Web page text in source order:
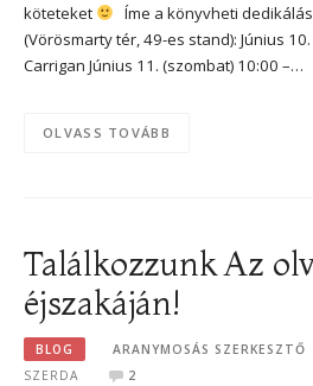
köteteket
Íme a könyvheti
(Vörösmarty tér, 49-es stand): Június
Carrigan Június 11. (szombat) 10:00 –…
OLVASS TOVÁBB
Találkozzunk Az
éjszakáján!
BLOG ARANYMOSÁS SZERKESZTŐ
SZERDA
2